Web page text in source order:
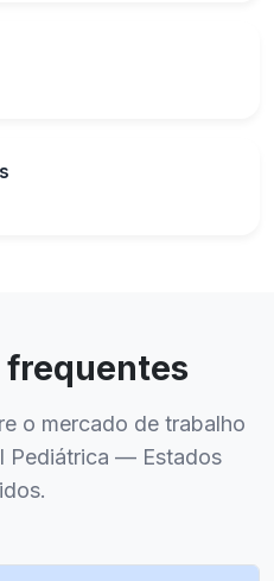
frequentes
o mercado de trabalho
Pediátrica — Estados